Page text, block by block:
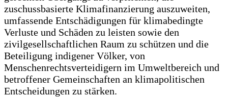
zuschussbasierte Klimafinanzierung auszuweiten,
umfassende Entschädigungen für klimabedingte
Verluste und Schäden zu leisten sowie den
zivilgesellschaftlichen Raum zu schützen und die
Beteiligung indigener Völker, von
Menschenrechtsverteidigern im Umweltbereich und
betroffener Gemeinschaften an klimapolitischen
Entscheidungen zu stärken.